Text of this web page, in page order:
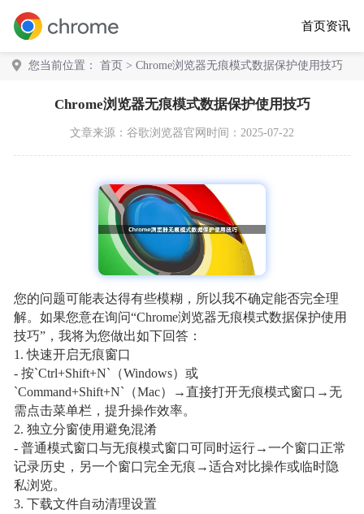
首页资讯
您当前位置： 首页 > Chrome浏览器无痕模式数据保护使用技巧
Chrome浏览器无痕模式数据保护使用技巧
文章来源： 谷歌浏览器官网 时间：2025-07-22
您的问题可能表达得有些模糊，所以我不确定能否完全理
解。如果您意在询问“Chrome浏览器无痕模式数据保护使用
技巧”，我将为您做出如下回答：
1. 快速开启无痕窗口
- 按`Ctrl+Shift+N`（Windows）或
`Command+Shift+N`（Mac）→直接打开无痕模式窗口→无
需点击菜单栏，提升操作效率。
2. 独立分窗使用避免混淆
- 普通模式窗口与无痕模式窗口可同时运行→一个窗口正常
记录历史，另一个窗口完全无痕→适合对比操作或临时隐
私浏览。
3. 下载文件自动清理设置